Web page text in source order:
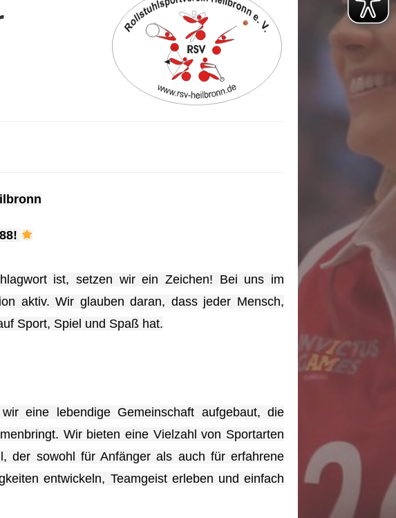
ist, setzen wir ein Zeichen! Bei uns im
aktiv. Wir glauben daran, dass jeder Mensch,
Sport, Spiel und Spaß hat.
eine lebendige Gemeinschaft aufgebaut, die
Wir bieten eine Vielzahl von Sportarten
der sowohl für Anfänger als auch für erfahrene
entwickeln, Teamgeist erleben und einfach